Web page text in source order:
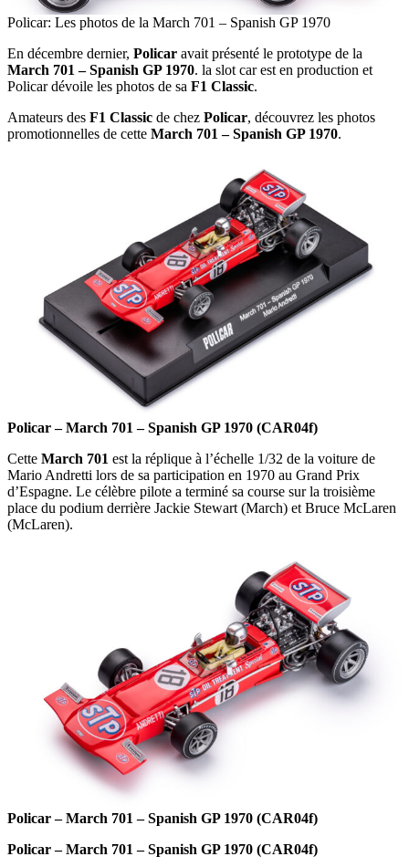
Policar: Les photos de la March 701 – Spanish GP 1970
En décembre dernier, Policar avait présenté le prototype de la
March 701 – Spanish GP 1970. la slot car est en production et
Policar dévoile les photos de sa F1 Classic.
Amateurs des F1 Classic de chez Policar, découvrez les photos
promotionnelles de cette March 701 – Spanish GP 1970.
Policar – March 701 – Spanish GP 1970 (CAR04f)
Cette March 701 est la réplique à l’échelle 1/32 de la voiture de
Mario Andretti lors de sa participation en 1970 au Grand Prix
d’Espagne. Le célèbre pilote a terminé sa course sur la troisième
place du podium derrière Jackie Stewart (March) et Bruce McLaren
(McLaren).
Policar – March 701 – Spanish GP 1970 (CAR04f)
Policar – March 701 – Spanish GP 1970 (CAR04f)